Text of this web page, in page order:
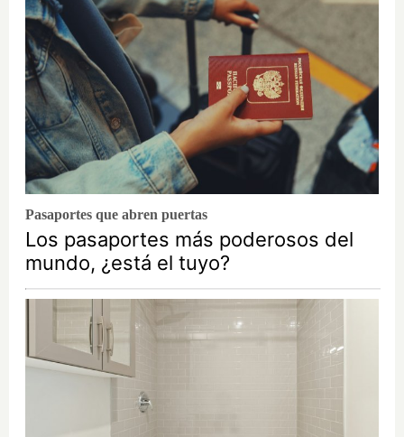
Pasaportes que abren puertas
Los pasaportes más poderosos del
mundo, ¿está el tuyo?